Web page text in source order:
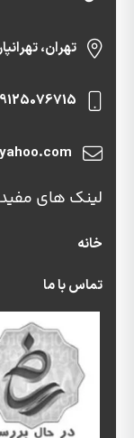
تهران، تهرانپارس،190
لینک های مفید
خانه
تماس با ما